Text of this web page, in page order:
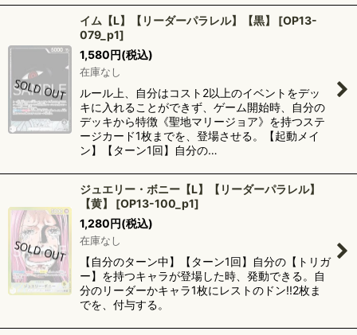
イム【L】【リーダーパラレル】【黒】 [OP13-
079_p1]
1,580円(税込)
在庫なし
ルール上、自分はコスト2以上のイベントをデッ
キに入れることができず、ゲーム開始時、自分の
デッキから特徴《聖地マリージョア》を持つステ
ージカード1枚までを、登場させる。【起動メイ
ン】【ターン1回】自分の…
ジュエリー・ボニー【L】【リーダーパラレル】
【黄】
[OP13-100_p1]
1,280円(税込)
在庫なし
【自分のターン中】【ターン1回】自分の【トリガ
ー】を持つキャラが登場した時、発動できる。自
分のリーダーかキャラ1枚にレストのドン!!2枚ま
でを、付与する。